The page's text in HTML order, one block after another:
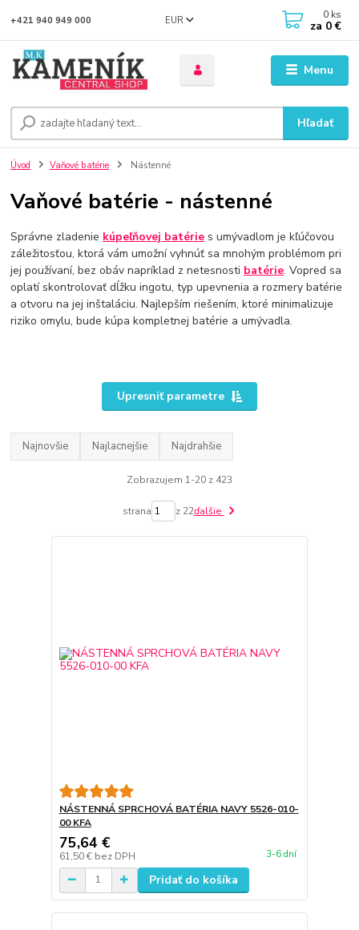
Menu
EUR
Hľadať
+421 940 949 000 0 ks
za 0 €
Úvod Vaňové batérie Nástenné
Vaňové batérie - nástenné
Správne zladenie kúpeľňovej batérie s umývadlom je kľúčovou
záležitosťou, ktorá vám umožní vyhnúť sa mnohým problémom pri
jej používaní, bez obáv napríklad z netesnosti batérie. Vopred sa
oplatí skontrolovať dĺžku ingotu, typ upevnenia a rozmery batérie
a otvoru na jej inštaláciu. Najlepším riešením, ktoré minimalizuje
riziko omylu, bude kúpa kompletnej batérie a umývadla.
Upresniť parametre
Najnovšie Najlacnejšie Najdrahšie
Zobrazujem 1-20 z 423
strana z 22ďalšie
NÁSTENNÁ SPRCHOVÁ BATÉRIA NAVY 5526-010-
00 KFA
75,64 €
61,50 € bez DPH 3-6 dní
Pridať do košíka